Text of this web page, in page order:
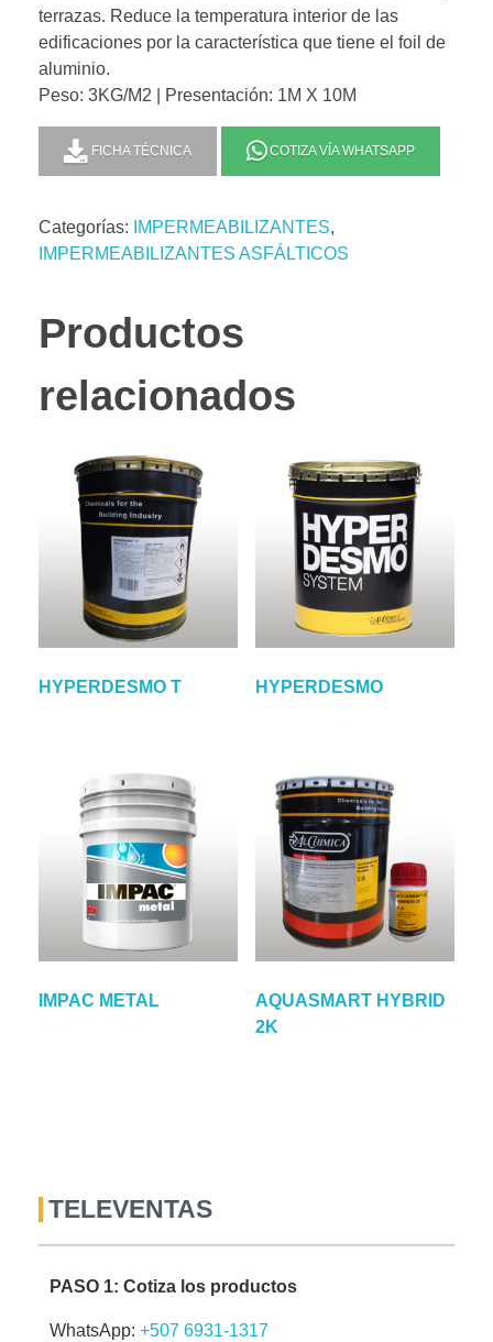
terrazas. Reduce la temperatura interior de las
edificaciones por la característica que tiene el foil de
aluminio.
Peso: 3KG/M2 | Presentación: 1M X 10M
FICHA TÉCNICA COTIZA VÍA WHATSAPP
Categorías: IMPERMEABILIZANTES,
IMPERMEABILIZANTES ASFÁLTICOS
Productos
relacionados
HYPERDESMO T HYPERDESMO
IMPAC METAL
AQUASMART HYBRID
2K
TELEVENTAS
PASO 1: Cotiza los productos
WhatsApp: +507 6931-1317